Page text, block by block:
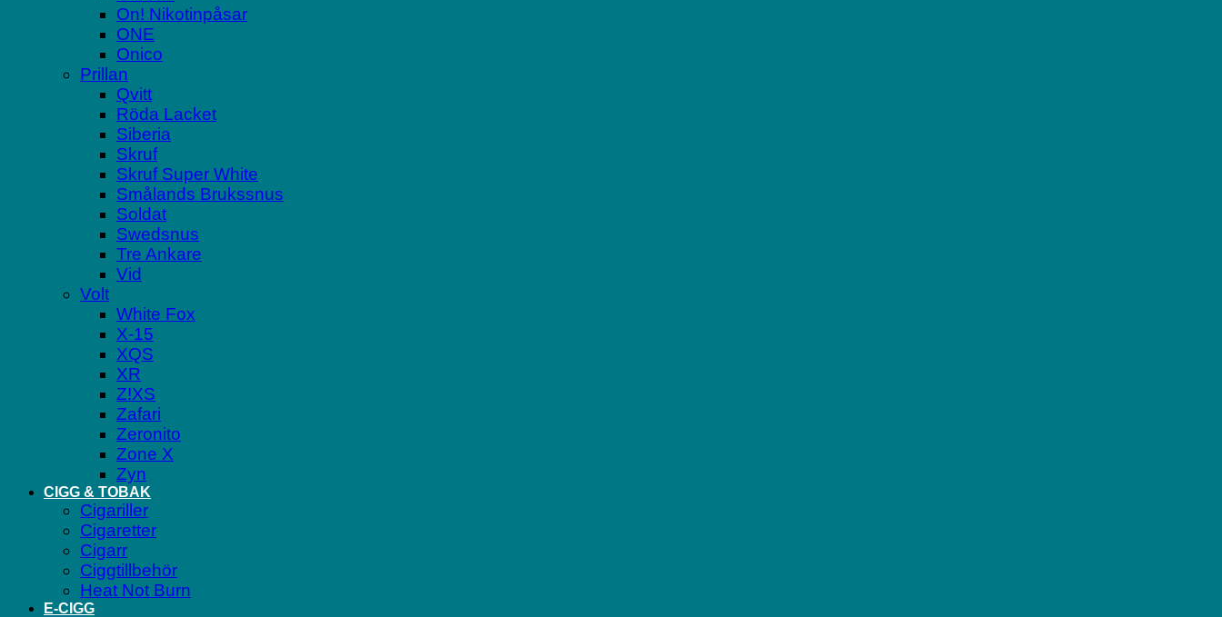
On! Nikotinpåsar
ONE
Onico
Prillan
Qvitt
Röda Lacket
Siberia
Skruf
Skruf Super White
Smålands Brukssnus
Soldat
Swedsnus
Tre Ankare
Vid
Volt
White Fox
X-15
XQS
XR
Z!XS
Zafari
Zeronito
Zone X
Zyn
CIGG & TOBAK
Cigariller
Cigaretter
Cigarr
Ciggtillbehör
Heat Not Burn
E-CIGG